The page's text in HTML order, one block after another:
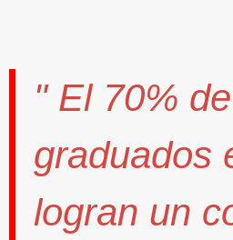
" El 70%
graduados
logran un